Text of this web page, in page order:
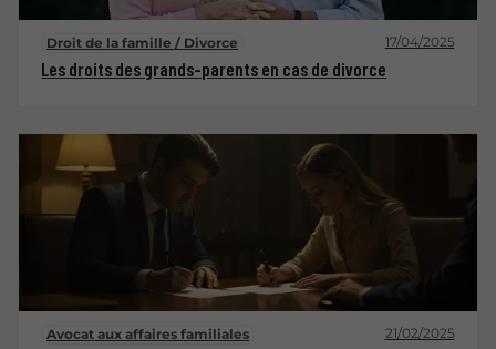
Droit de la famille / Divorce 17/04/2025
Les droits des grands-parents en cas de divorce
Avocat aux affaires familiales 21/02/2025